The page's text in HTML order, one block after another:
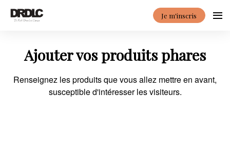
Je m'inscris
Ajouter vos produits phares
Renseignez les produits que vous allez mettre en avant,
susceptible d'intéresser les visiteurs.